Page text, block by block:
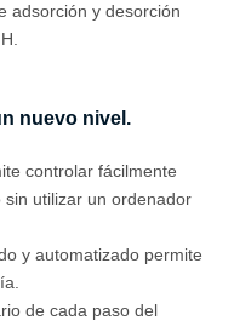
adsorción y desorción
nuevo nivel.
controlar fácilmente
utilizar un ordenador
y automatizado permite
de cada paso del